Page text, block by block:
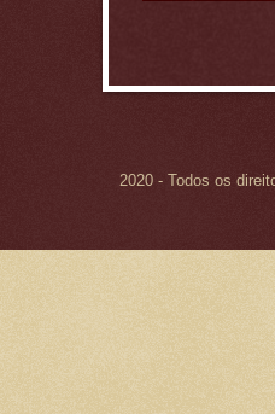
2020 - Todos os